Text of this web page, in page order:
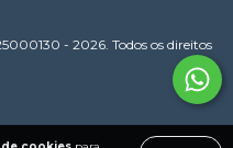
- 2026. Todos os direitos